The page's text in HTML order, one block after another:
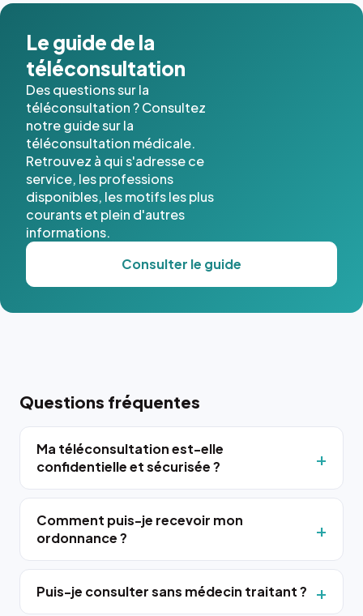
Le guide de la
téléconsultation
Des questions sur la
téléconsultation ? Consultez
notre guide sur la
téléconsultation médicale.
Retrouvez à qui s'adresse ce
service, les professions
disponibles, les motifs les plus
courants et plein d'autres
informations.
Consulter le guide
Questions fréquentes
Ma téléconsultation est-elle
confidentielle et sécurisée ?
Comment puis-je recevoir mon
ordonnance ?
Puis-je consulter sans médecin traitant ?